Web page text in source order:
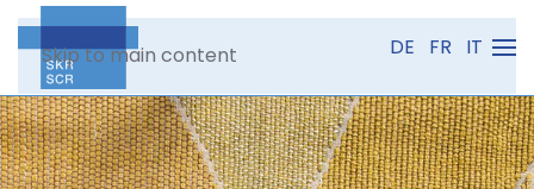
Skip to main content DE FR IT